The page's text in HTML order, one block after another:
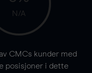
N/A
av CMCs kunder med
posisjoner i dette